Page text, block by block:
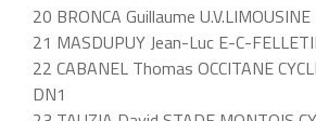
20 BRONCA Guillaume
21 MASDUPUY Jean-Luc E-C-
22 CABANEL Thomas OCCITANE
DN1